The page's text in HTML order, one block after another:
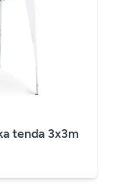
tenda 3x3m